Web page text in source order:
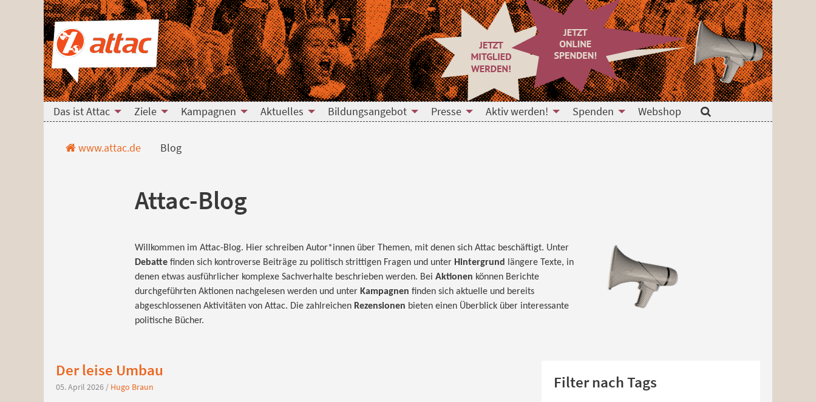
Direkt zum Hauptinhalt springen
Direkt zur Haupt-Navigation springen
Direkt zur Service-Navigation springen
Direkt zur Footer-Navigation springen
Direkt zum Footerinhalt springen
Blog
Das ist Attac Ziele Kampagnen Aktuelles Bildungsangebot Presse Aktiv werden! Spenden Webshop
www.attac.de Blog
Attac-Blog
Willkommen im Attac-Blog. Hier schreiben Autor*innen über Themen, mit denen sich Attac beschäftigt. Unter
Debatte finden sich kontroverse Beiträge zu politisch strittigen Fragen und unter Hintergrund
längere Texte, in
denen etwas ausführlicher komplexe Sachverhalte beschrieben werden. Bei Aktionen können Berichte
durchgeführten Aktionen nachgelesen werden und unter Kampagnen finden sich aktuelle und bereits
abgeschlossenen Aktivitäten von Attac. Die zahlreichen Rezensionen bieten einen Überblick über interessante
politische Bücher.
Der leise Umbau
05. April 2026 / Hugo Braun Filter nach Tags